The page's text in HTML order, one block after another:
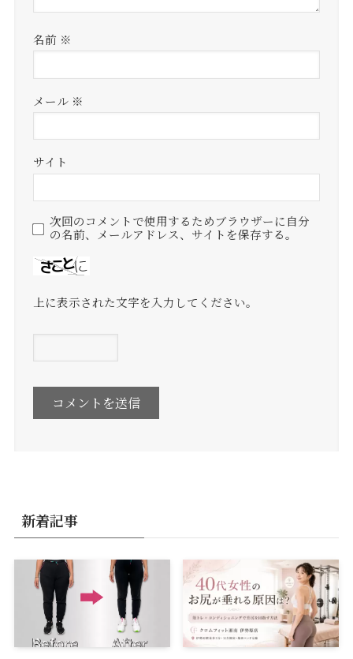
名前 ※
メール ※
サイト
次回のコメントで使用するためブラウザーに自分
の名前、メールアドレス、サイトを保存する。
上に表示された文字を入力してください。
新着記事